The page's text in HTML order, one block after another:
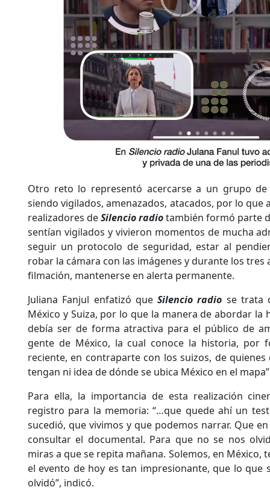
Otro reto lo representó acercarse a un grupo de
siendo vigilados, amenazados, atacados, por lo que
realizadores deSilencio radiotambién formó parte
sentían vigilados y vivieron momentos de mucha
seguir un protocolo de seguridad, estar al
robar la cámara con las imágenes y durante los
filmación, mantenerse en alerta permanente.
Juliana Fanjul enfatizó queSilencio radio se trata
México y Suiza, por lo que la manera de abordar la
debía ser de forma atractiva para el público de
gente de México, la cual conoce la historia, por
reciente, en contraparte con los suizos, de
tengan ni idea de dónde se ubica México en el
Para ella, la importancia de esta realización
registro para la memoria: “…que quede ahí un
sucedió, que vivimos y que podemos narrar. Que
consultar el documental. Para que no se nos
miras a que se repita mañana. Solemos, en
el evento de hoy es tan impresionante, que lo que
olvidó”, indicó.